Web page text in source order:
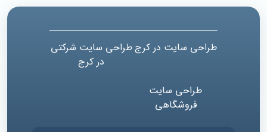
طراحی سایت در کرجطراحی سایت شرکتی
در کرج
طراحی سایت
فروشگاهی